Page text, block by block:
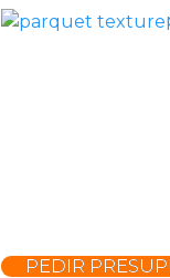
PEDIR